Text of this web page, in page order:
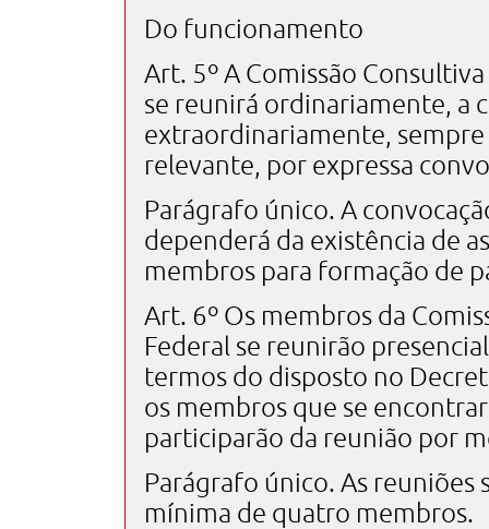
Do funcionamento
Art. 5º A Comissão
se reunirá ordinariamente, a
extraordinariamente,
relevante, por expressa
Parágrafo único. A
dependerá da existência de
membros para formação de
Art. 6º Os membros da
Federal se reunirão
termos do disposto no
os membros que se
participarão da reunião por
Parágrafo único. As reuniões
mínima de quatro membros.